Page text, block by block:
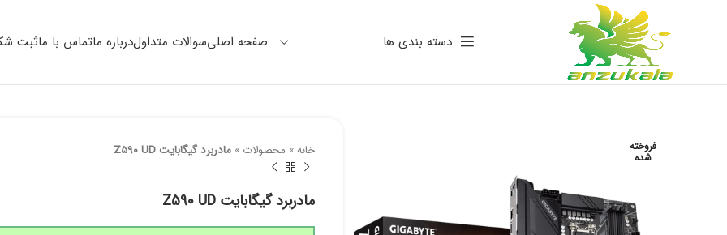
دسته بندی ها صفحه اصلیسوالات متداولدرباره ماتماس با ماثبت
فروخته
شده خانه» محصولات »مادربرد گیگابایت Z590 UD
مادربرد گیگابایت Z590 UD